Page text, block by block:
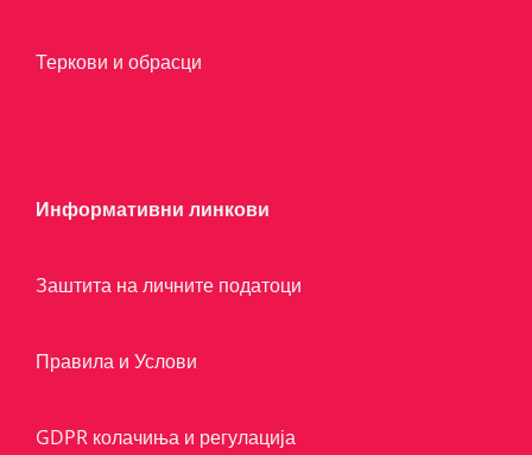
Теркови и обрасци
Информативни линкови
Заштита на личните податоци
Правила и Услови
GDPR колачиња и регулација